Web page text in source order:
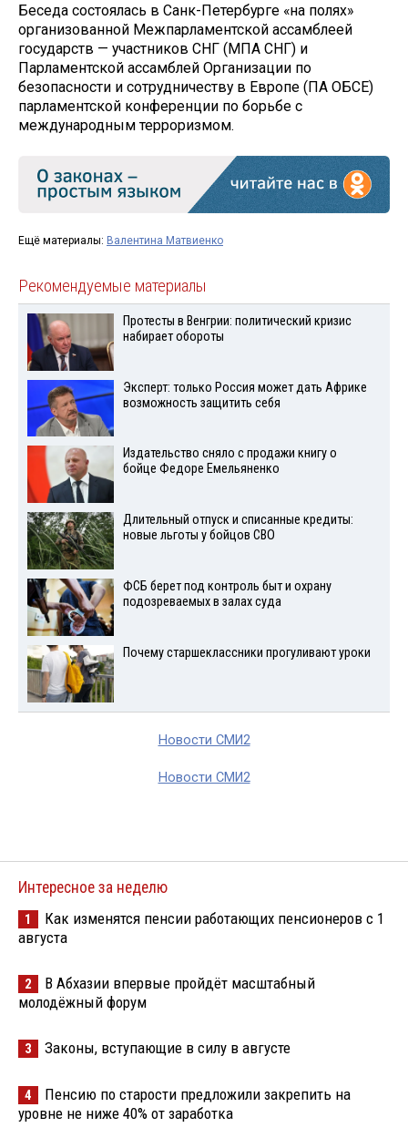
Беседа состоялась в Санк-Петербурге «на полях»
организованной Межпарламентской ассамблеей
государств — участников СНГ (МПА СНГ) и
Парламентской ассамблей Организации по
безопасности и сотрудничеству в Европе (ПА ОБСЕ)
парламентской конференции по борьбе с
международным терроризмом.​
Ещё материалы: Валентина Матвиенко
Рекомендуемые материалы
Протесты в Венгрии: политический кризис
набирает обороты
Эксперт: только Россия может дать Африке
возможность защитить себя
Издательство сняло с продажи книгу о
бойце Федоре Емельяненко
Длительный отпуск и списанные кредиты:
новые льготы у бойцов СВО
ФСБ берет под контроль быт и охрану
подозреваемых в залах суда
Почему старшеклассники прогуливают уроки
Новости СМИ2
Новости СМИ2
Интересное за неделю
1
Как изменятся пенсии работающих пенсионеров с 1
августа
2
В Абхазии впервые пройдёт масштабный
молодёжный форум
3 Законы, вступающие в силу в августе
4
Пенсию по старости предложили закрепить на
уровне не ниже 40% от заработка